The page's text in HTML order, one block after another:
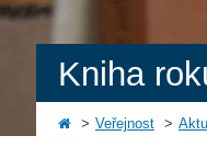
Kniha
Veřejnost